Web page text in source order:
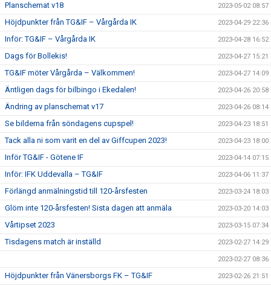
Planschemat v18 2023-05-02 08:57
Höjdpunkter från TG&IF – Vårgårda IK 2023-04-29 22:36
Inför: TG&IF – Vårgårda IK 2023-04-28 16:52
Dags för Bollekis! 2023-04-27 15:21
TG&IF möter Vårgårda – Välkommen! 2023-04-27 14:09
Äntligen dags för bilbingo i Ekedalen! 2023-04-26 20:58
Ändring av planschemat v17 2023-04-26 08:14
Se bilderna från söndagens cupspel! 2023-04-23 18:51
Tack alla ni som varit en del av Giffcupen 2023! 2023-04-23 18:00
Inför TG&IF - Götene IF 2023-04-14 07:15
Inför: IFK Uddevalla – TG&IF 2023-04-06 11:37
Förlängd anmälningstid till 120-årsfesten 2023-03-24 18:03
Glöm inte 120-årsfesten! Sista dagen att anmäla 2023-03-20 14:03
Vårtipset 2023 2023-03-15 07:34
Tisdagens match är inställd 2023-02-27 14:29
2023-02-27 08:36
Höjdpunkter från Vänersborgs FK – TG&IF 2023-02-26 21:51